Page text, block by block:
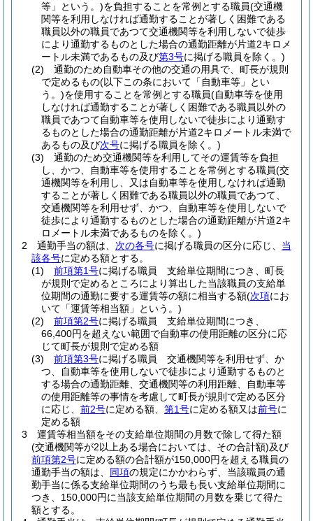
等」という。)を負担することを常例とする職員(交通機
関等を利用しなければ通勤することが著しく困難である
職員以外の職員であつて交通機関等を利用しないで徒歩
により通勤するものとした場合の通勤距離が片道2キロメ
ートル未満であるもの及び第3号に掲げる職員を除く。)
(2)
通勤のため自動車その他の交通の用具で、町長が規則
で定めるもの(以下この条において「自動車等」とい
う。)を使用することを常例とする職員(自動車等を使用
しなければ通勤することが著しく困難である職員以外の
職員であつて自動車等を使用しないで徒歩により通勤す
るものとした場合の通勤距離が片道2キロメートル未満で
あるもの及び次号に掲げる職員を除く。)
(3)
通勤のため交通機関等を利用してその運賃等を負担
し、かつ、自動車等を使用することを常例とする職員(交
通機関等を利用し、又は自動車等を使用しなければ通勤
することが著しく困難である職員以外の職員であつて、
交通機関等を利用せず、かつ、自動車等を使用しないで
徒歩により通勤するものとした場合の通勤距離が片道2キ
ロメートル未満であるものを除く。)
2
通勤手当の額は、 次の各号に掲げる職員の区分に応じ、 当
該各号に定める額とする。
(1)
前項第1号に掲げる職員 支給単位期間につき、町長
が規則で定めるところにより算出した当該職員の支給単
位期間の通勤に要する運賃等の額に相当する額(次項にお
いて「運賃等相当額」という。)
(2)
前項第2号に掲げる職員 支給単位期間につき、
66,400円を超えない範囲で自動車の使用距離の区分に応
じて町長が規則で定める額
(3)
前項第3号に掲げる職員 交通機関等を利用せず、か
つ、自動車等を使用しないで徒歩により通勤するものと
する場合の通勤距離、交通機関等の利用距離、自動車等
の使用距離等の事情を考慮して町長が規則で定める区分
に応じ、 前2号に定める額、 第1号に定める額又は前号に
定める額
3
運賃等相当額をその支給単位期間の月数で除して得た額
(交通機関等が2以上ある場合においては、その合計額)及び
前項第2号に定める額の合計額が150,000円を超える職員の
通勤手当の額は、 同項の規定にかかわらず、当該職員の通
勤手当に係る支給単位期間のうち最も長い支給単位期間に
つき、150,000円に当該支給単位期間の月数を乗じて得た
額とする。